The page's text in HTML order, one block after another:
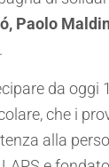
Paolo
.
da
che i
alla